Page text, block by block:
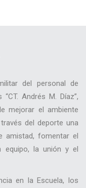
del personal de
Andrés M. Díaz”,
mejorar el ambiente
del deporte una
amistad, fomentar el
equipo, la unión y el
en la Escuela, los